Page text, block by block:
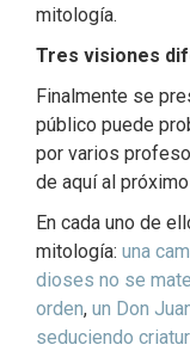
mitología.
Tres visiones
Finalmente se
público puede
por varios
de aquí al
En cada uno de
mitología: una
dioses no se
orden, un Don
seduciendo